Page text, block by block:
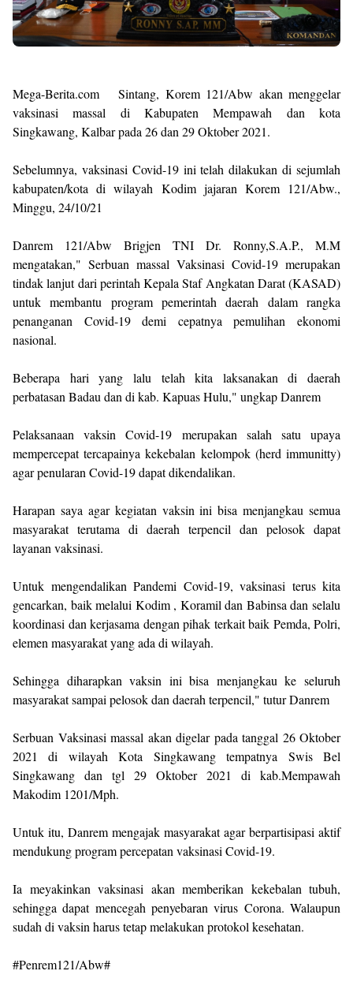
Mega-Berita.com Sintang, Korem 121/Abw akan menggelar
vaksinasi massal di Kabupaten Mempawah dan kota
Singkawang, Kalbar pada 26 dan 29 Oktober 2021.
Sebelumnya, vaksinasi Covid-19 ini telah dilakukan di sejumlah
kabupaten/kota di wilayah Kodim jajaran Korem 121/Abw.,
Minggu, 24/10/21
Danrem 121/Abw Brigjen TNI Dr. Ronny,S.A.P., M.M
mengatakan," Serbuan massal Vaksinasi Covid-19 merupakan
tindak lanjut dari perintah Kepala Staf Angkatan Darat (KASAD)
untuk membantu program pemerintah daerah dalam rangka
penanganan Covid-19 demi cepatnya pemulihan ekonomi
nasional.
Beberapa hari yang lalu telah kita laksanakan di daerah
perbatasan Badau dan di kab. Kapuas Hulu," ungkap Danrem
Pelaksanaan vaksin Covid-19 merupakan salah satu upaya
mempercepat tercapainya kekebalan kelompok (herd immunitty)
agar penularan Covid-19 dapat dikendalikan.
Harapan saya agar kegiatan vaksin ini bisa menjangkau semua
masyarakat terutama di daerah terpencil dan pelosok dapat
layanan vaksinasi.
Untuk mengendalikan Pandemi Covid-19, vaksinasi terus kita
gencarkan, baik melalui Kodim , Koramil dan Babinsa dan selalu
koordinasi dan kerjasama dengan pihak terkait baik Pemda, Polri,
elemen masyarakat yang ada di wilayah.
Sehingga diharapkan vaksin ini bisa menjangkau ke seluruh
masyarakat sampai pelosok dan daerah terpencil," tutur Danrem
Serbuan Vaksinasi massal akan digelar pada tanggal 26 Oktober
2021 di wilayah Kota Singkawang tempatnya Swis Bel
Singkawang dan tgl 29 Oktober 2021 di kab.Mempawah
Makodim 1201/Mph.
Untuk itu, Danrem mengajak masyarakat agar berpartisipasi aktif
mendukung program percepatan vaksinasi Covid-19.
Ia meyakinkan vaksinasi akan memberikan kekebalan tubuh,
sehingga dapat mencegah penyebaran virus Corona. Walaupun
sudah di vaksin harus tetap melakukan protokol kesehatan.
#Penrem121/Abw#